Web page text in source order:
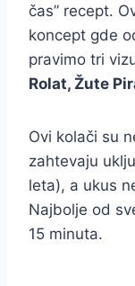
čas” recept.
koncept gde
pravimo tri
Rolat, Žute
Ovi kolači su
zahtevaju
leta), a ukus
Najbolje od
15 minuta.